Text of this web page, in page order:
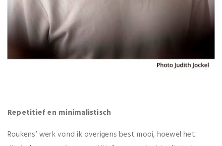
Repetitief en minimalistisch
Roukens’ werk vond ik overigens best mooi, hoewel het